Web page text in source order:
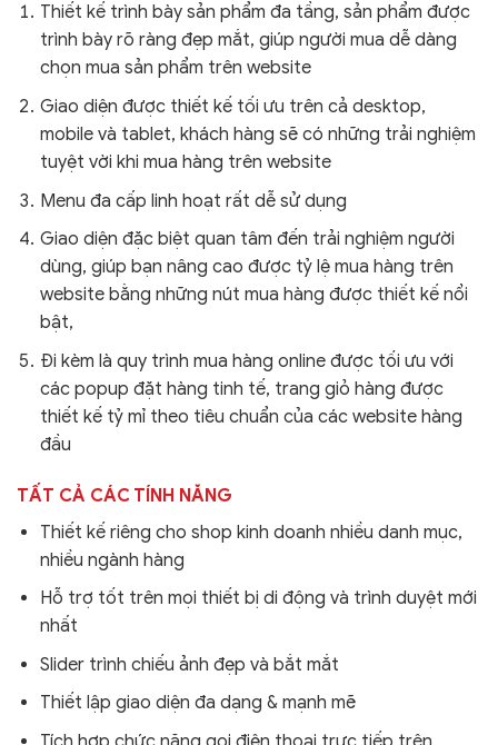
Thiết kế trình bày sản phẩm đa tầng, sản phẩm được
trình bày rõ ràng đẹp mắt, giúp người mua dễ dàng
chọn mua sản phẩm trên website
Giao diện được thiết kế tối ưu trên cả desktop,
mobile và tablet, khách hàng sẽ có những trải nghiệm
tuyệt vời khi mua hàng trên website
Menu đa cấp linh hoạt rất dễ sử dụng
Giao diện đặc biệt quan tâm đến trải nghiệm người
dùng, giúp bạn nâng cao được tỷ lệ mua hàng trên
website bằng những nút mua hàng được thiết kế nổi
bật,
Đi kèm là quy trình mua hàng online được tối ưu với
các popup đặt hàng tinh tế, trang giỏ hàng được
thiết kế tỷ mỉ theo tiêu chuẩn của các website hàng
đầu
TẤT CẢ CÁC TÍNH NĂNG
Thiết kế riêng cho shop kinh doanh nhiều danh mục,
nhiều ngành hàng
Hỗ trợ tốt trên mọi thiết bị di động và trình duyệt mới
nhất
Slider trình chiếu ảnh đẹp và bắt mắt
Thiết lập giao diện đa dạng & mạnh mẽ